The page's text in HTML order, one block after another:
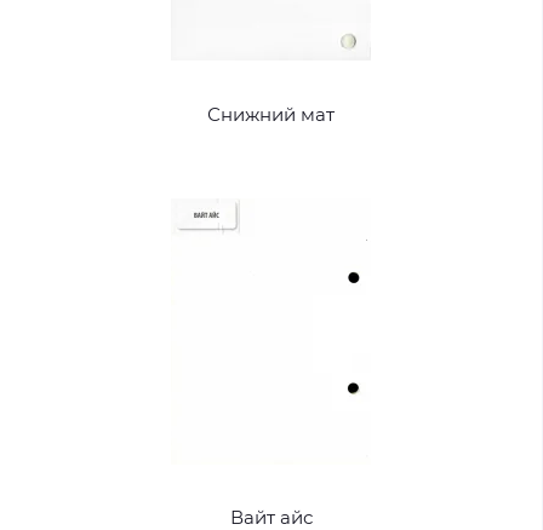
Снижний мат
Вайт айс